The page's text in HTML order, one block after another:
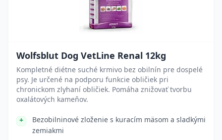
Wolfsblut Dog VetLine Renal 12kg
Kompletné diétne suché krmivo bez obilnín pre dospelé
psy. Je určené na podporu funkcie obličiek pri
chronickom zlyhaní obličiek. Pomáha znižovať tvorbu
oxalátových kameňov.
Bezobilninové zloženie s kuracím mäsom a sladkými
zemiakmi